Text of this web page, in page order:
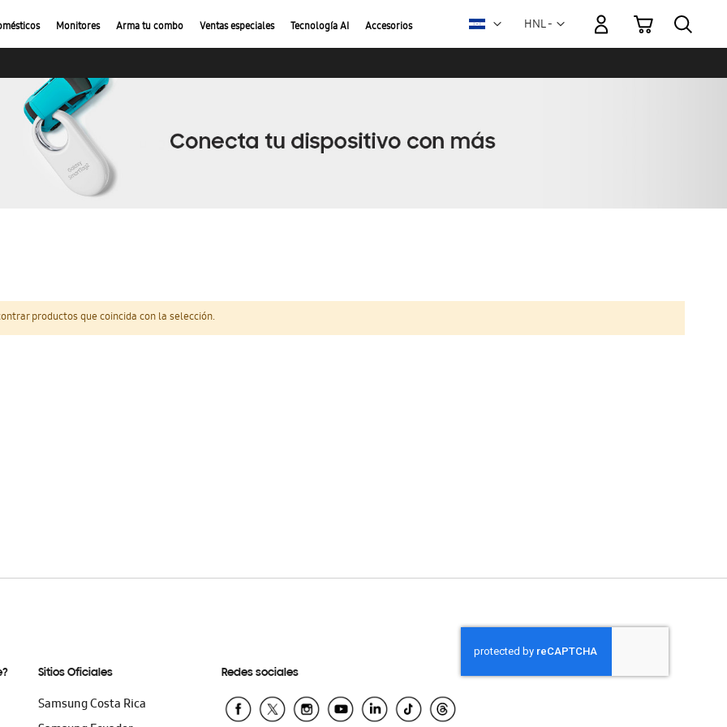
Monitores Arma tu combo Ventas especiales Tecnología AI Accesorios Moneda
HNL -
Mi carrito
productos que coincida con la selección.
Sitios Oficiales
Samsung Costa Rica
Redes sociales